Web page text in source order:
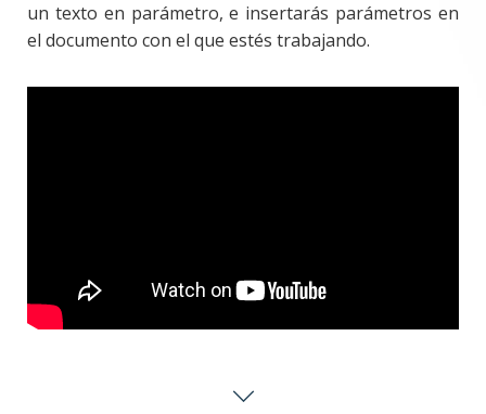
un texto en parámetro, e insertarás parámetros en
el documento con el que estés trabajando.